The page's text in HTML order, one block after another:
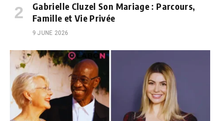
Gabrielle Cluzel Son Mariage : Parcours,
Famille et Vie Privée
9 JUNE 2026